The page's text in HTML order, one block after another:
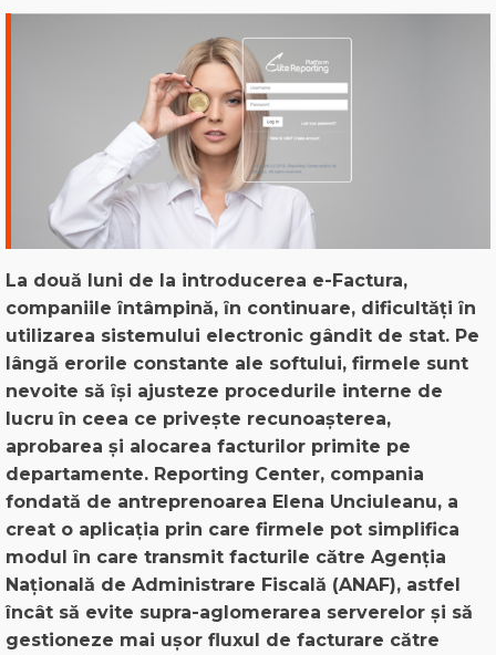
La două luni de la introducerea e-Factura,
companiile ȋntâmpină, ȋn continuare, dificultăți ȋn
utilizarea sistemului electronic gândit de stat. Pe
lângă erorile constante ale softului, firmele sunt
nevoite să ȋși ajusteze procedurile interne de
lucru în ceea ce privește recunoașterea,
aprobarea și alocarea facturilor primite pe
departamente. Reporting Center, compania
fondată de antreprenoarea Elena Unciuleanu, a
creat o aplicația prin care firmele pot simplifica
modul în care transmit facturile către Agenția
Națională de Administrare Fiscală (ANAF), astfel
încât să evite supra-aglomerarea serverelor și să
gestioneze mai ușor fluxul de facturare către